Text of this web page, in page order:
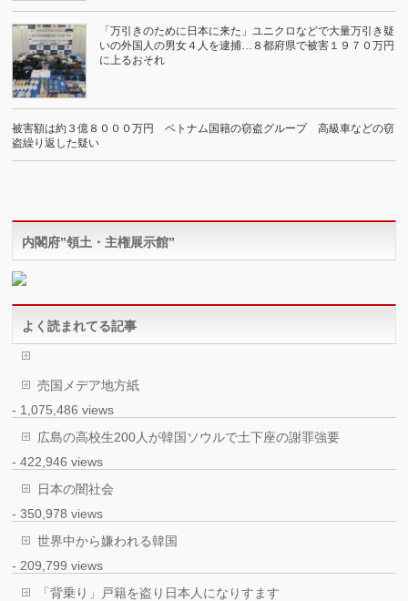
「万引きのために日本に来た」ユニクロなどで大量万引き疑
いの外国人の男女４人を逮捕…８都府県で被害１９７０万円
に上るおそれ
被害額は約３億８０００万円 ベトナム国籍の窃盗グループ 高級車などの窃
盗繰り返した疑い
内閣府”領土・主権展示館”
よく読まれてる記事
売国メデア地方紙
- 1,075,486 views
広島の高校生200人が韓国ソウルで土下座の謝罪強要
- 422,946 views
日本の闇社会
- 350,978 views
世界中から嫌われる韓国
- 209,799 views
「背乗り」戸籍を盗り日本人になりすます